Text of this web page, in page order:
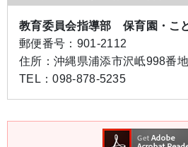
教育委員会指導部 保育園・こ
郵便番号： 901-2112
住所： 沖縄県浦添市沢岻998番地
TEL：098-878-5235